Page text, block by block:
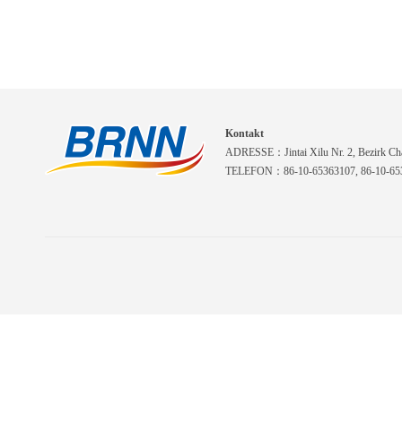
Kontakt
ADRESSE：Jintai Xilu Nr. 2, Bezirk
TELEFON：86-10-65363107, 86-10-